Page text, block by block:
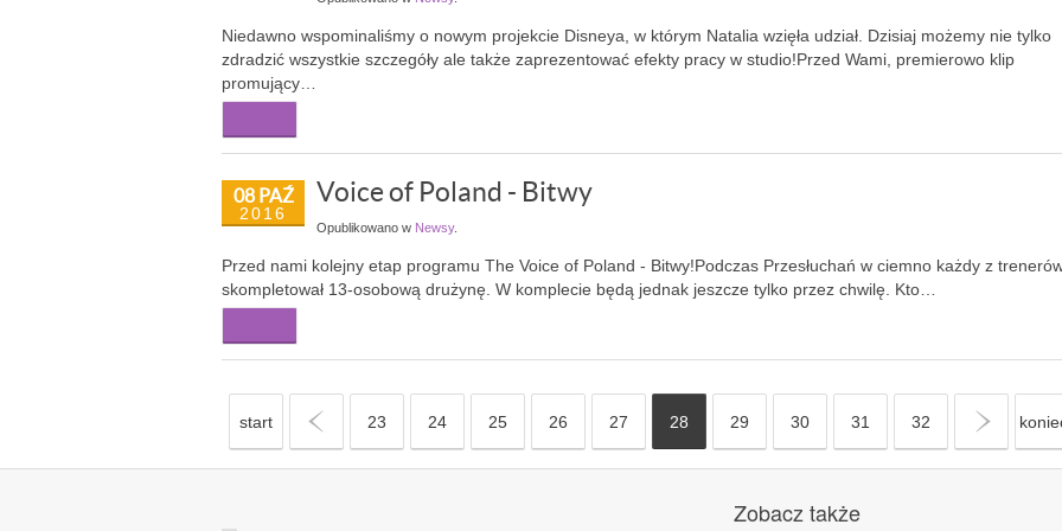
Niedawno wspominaliśmy o nowym projekcie Disneya, w którym Natalia wzięła udział. Dzisiaj możemy nie tylko
zdradzić wszystkie szczegóły ale także zaprezentować efekty pracy w studio!Przed Wami, premierowo klip
promujący…
08 PAŹ
2016
Voice of Poland - Bitwy
Opublikowano w Newsy.
Przed nami kolejny etap programu The Voice of Poland - Bitwy!Podczas Przesłuchań w ciemno każdy z
skompletował 13-osobową drużynę. W komplecie będą jednak jeszcze tylko przez chwilę. Kto…
start 23 24 25 26 27 28 29 30 31 32 »
Zobacz także